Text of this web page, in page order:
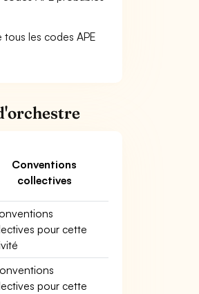
les codes APE
Conventions
collectives
pour cette
pour cette